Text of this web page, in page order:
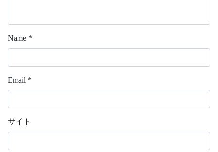
Name *
Email *
サイト